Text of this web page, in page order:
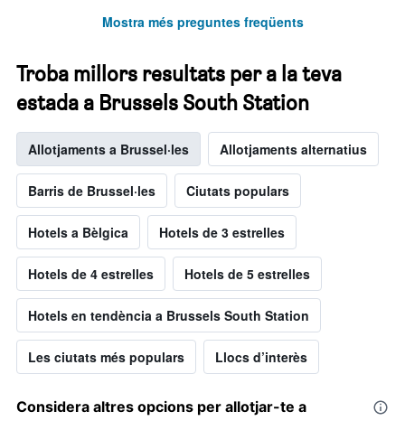
Mostra més preguntes freqüents
Troba millors resultats per a la teva
estada a Brussels South Station
Allotjaments a Brussel·les Allotjaments alternatius
Barris de Brussel·les Ciutats populars
Hotels a Bèlgica Hotels de 3 estrelles
Hotels de 4 estrelles Hotels de 5 estrelles
Hotels en tendència a Brussels South Station
Les ciutats més populars Llocs d’interès
Considera altres opcions per allotjar-te a